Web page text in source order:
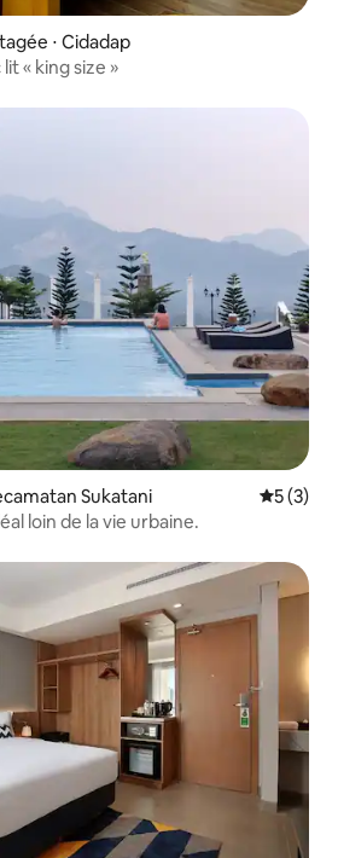
⋅ Cidadap
« king size »
Sukatani
5 (3)
loin de la vie urbaine.